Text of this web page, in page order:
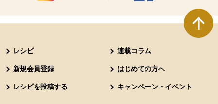
レシピ 連載コラム
新規会員登録 はじめての方へ
レシピを投稿する キャンペーン・イベント